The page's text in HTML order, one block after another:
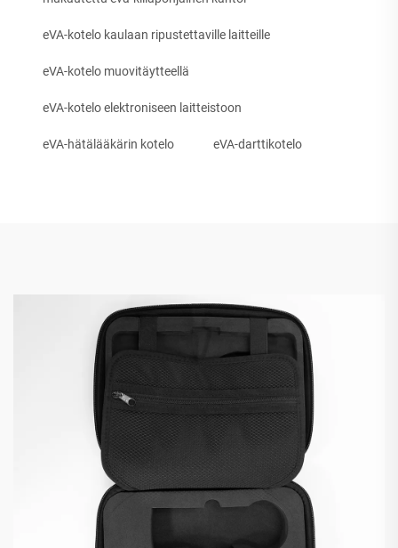
eVA-kotelo kaulaan ripustettaville laitteille
eVA-kotelo muovitäytteellä
eVA-kotelo elektroniseen laitteistoon
eVA-hätälääkärin kotelo eVA-darttikotelo